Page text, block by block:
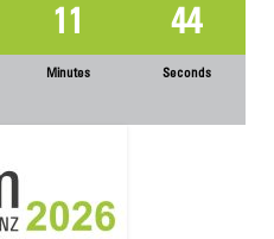
11
Minutes
44
Seconds